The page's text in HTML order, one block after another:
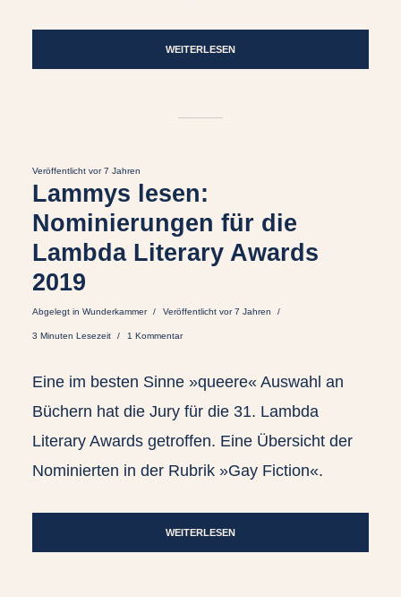
WEITERLESEN
Veröffentlicht vor 7 Jahren
Lammys lesen:
Nominierungen für die
Lambda Literary Awards
2019
Abgelegt in Wunderkammer Veröffentlicht vor 7 Jahren
3 Minuten Lesezeit 1 Kommentar
Eine im besten Sinne »queere« Auswahl an
Büchern hat die Jury für die 31. Lambda
Literary Awards getroffen. Eine Übersicht der
Nominierten in der Rubrik »Gay Fiction«.
WEITERLESEN